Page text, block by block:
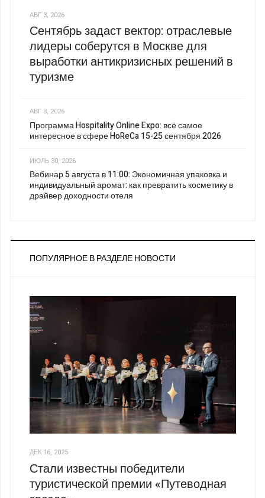
АВГ 3, 2026
Сентябрь задаст вектор: отраслевые
лидеры соберутся в Москве для
выработки антикризисных решений в
туризме
АВГ 3, 2026
Программа Hospitality Online Expo: всё самое
интересное в сфере HoReCa 15-25 сентября 2026
ИЮЛЬ 30, 2026
Вебинар 5 августа в 11:00: Экономичная упаковка и
индивидуальный аромат: как превратить косметику в
драйвер доходности отеля
ПОПУЛЯРНОЕ В РАЗДЕЛЕ НОВОСТИ
ДЕК 16, 2025
Стали известны победители
туристической премии «Путеводная